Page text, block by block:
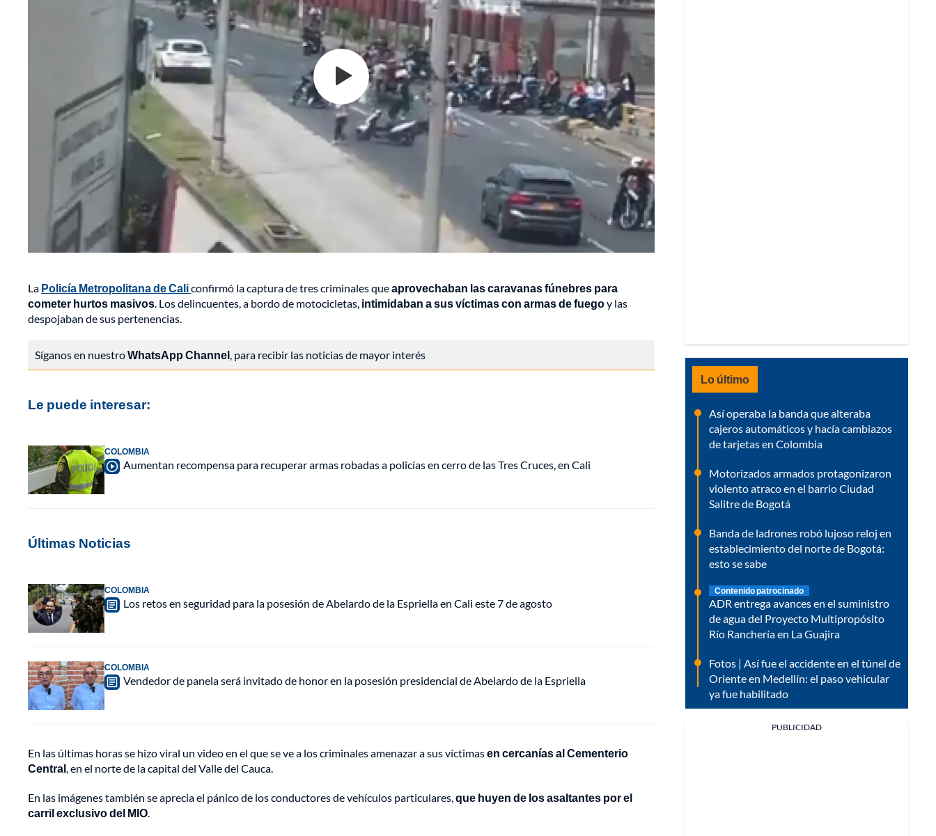
La Policía Metropolitana de Caliconfirmó la captura de tres criminales queaprovechaban las caravanas fúnebres para
cometer hurtos masivos. Los delincuentes, a bordo de motocicletas, intimidaban a sus víctimas con armas de fuegoy las
despojaban de sus pertenencias.
Síganos en nuestroWhatsApp Channel, para recibir las noticias de mayor interés
Le puede interesar:
COLOMBIA
Aumentan recompensa para recuperar armas robadas a policías en cerro de las Tres Cruces, en Cali
Últimas Noticias
COLOMBIA
Los retos en seguridad para la posesión de Abelardo de la Espriella en Cali este 7 de agosto
COLOMBIA
Vendedor de panela será invitado de honor en la posesión presidencial de Abelardo de la Espriella
En las últimas horas se hizo viral un video en el que se ve a los criminales amenazar a sus víctimasen cercanías al Cementerio
Central, en el norte de la capital del Valle del Cauca.
En las imágenes también se aprecia el pánico de los conductores de vehículos particulares,que huyen de los asaltantes por el
carril exclusivo del MIO.
Lo último
Así operaba la banda que alteraba
cajeros automáticos y hacía cambiazos
de tarjetas en Colombia
Motorizados armados protagonizaron
violento atraco en el barrio Ciudad
Salitre de Bogotá
Banda de ladrones robó lujoso reloj en
establecimiento del norte de Bogotá:
esto se sabe
Contenido patrocinado
ADR entrega avances en el suministro
de agua del Proyecto Multipropósito
Río Ranchería en La Guajira
Fotos | Así fue el accidente en el túnel de
Oriente en Medellín: el paso vehicular
ya fue habilitado
PUBLICIDAD